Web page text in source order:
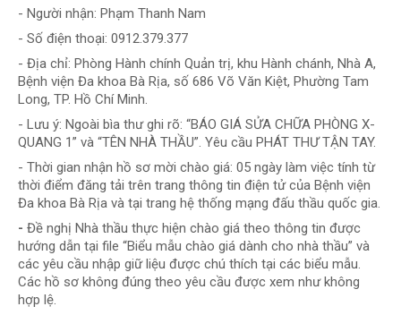
- Người nhận: Phạm Thanh Nam
- Số điện thoại: 0912.379.377
- Địa chỉ: Phòng Hành chính Quản trị, khu Hành chánh, Nhà A,
Bệnh viện Đa khoa Bà Rịa, số 686 Võ Văn Kiệt, Phường Tam
Long, TP. Hồ Chí Minh.
- Lưu ý: Ngoài bìa thư ghi rõ: “BÁO GIÁ SỬA CHỮA PHÒNG X-
QUANG 1” và “TÊN NHÀ THẦU”. Yêu cầu PHÁT THƯ TẬN TAY.
- Thời gian nhận hồ sơ mời chào giá: 05 ngày làm việc tính từ
thời điểm đăng tải trên trang thông tin điện tử của Bệnh viện
Đa khoa Bà Rịa và tại trang hệ thống mạng đấu thầu quốc gia.
- Đề nghị Nhà thầu thực hiện chào giá theo thông tin được
hướng dẫn tại file “Biểu mẫu chào giá dành cho nhà thầu” và
các yêu cầu nhập giữ liệu được chú thích tại các biểu mẫu.
Các hồ sơ không đúng theo yêu cầu được xem như không
hợp lệ.